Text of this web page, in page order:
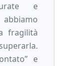
e
fragilità
e